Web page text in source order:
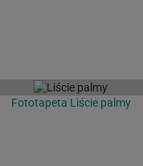
Fototapeta Liście palmy